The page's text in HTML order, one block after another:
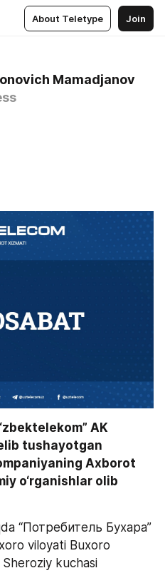
About Teletype Join
Mamadjanov
AK
tushayotgan
Axborot
o‘rganishlar olib
“Потребитель Бухара”
viloyati Buxoro
kuchasi